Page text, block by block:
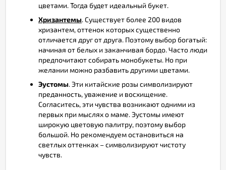
цветами. Тогда будет идеальный букет.
Хризантемы. Существует более 200 видов
хризантем, оттенок которых существенно
отличается друг от друга. Поэтому выбор богатый:
начиная от белых и заканчивая бордо. Часто люди
предпочитают собирать монобукеты. Но при
желании можно разбавить другими цветами.
Эустомы. Эти китайские розы символизируют
преданность, уважение и восхищение.
Согласитесь, эти чувства возникают одними из
первых при мыслях о маме. Эустомы имеют
широкую цветовую палитру, поэтому выбор
большой. Но рекомендуем остановиться на
светлых оттенках – символизируют чистоту
чувств.